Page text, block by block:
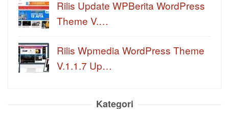
Rilis Update WPBerita WordPress
Theme V.…
Rilis Wpmedia WordPress Theme
V.1.1.7 Up…
Kategori